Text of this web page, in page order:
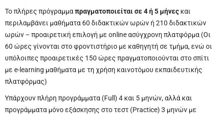
Το πλήρες πρόγραμμαπραγματοποιείται σε 4 ή 5 μήνες και
περιλαμβάνει μαθήματα 60 διδακτικών ωρών ή 210 διδακτικών
ωρών – προαιρετική επιλογή με online ασύγχρονη πλατφόρμα (Οι
60 ώρες γίνονται στο φροντιστήριο με καθηγητή σε τμήμα, ενώ οι
υπόλοιπες προαιρετικές 150 ώρες πραγματοποιούνται στο σπίτι
με e-learning μαθήματα με τη χρήση καινοτόμου εκπαιδευτικής
πλατφόρμας)
Υπάρχουν πλήρη προγράμματα (Full) 4 και 5 μηνών, αλλά και
προγράμματα μόνο εξάσκησης στο τεστ (Practice) 3 μηνών με